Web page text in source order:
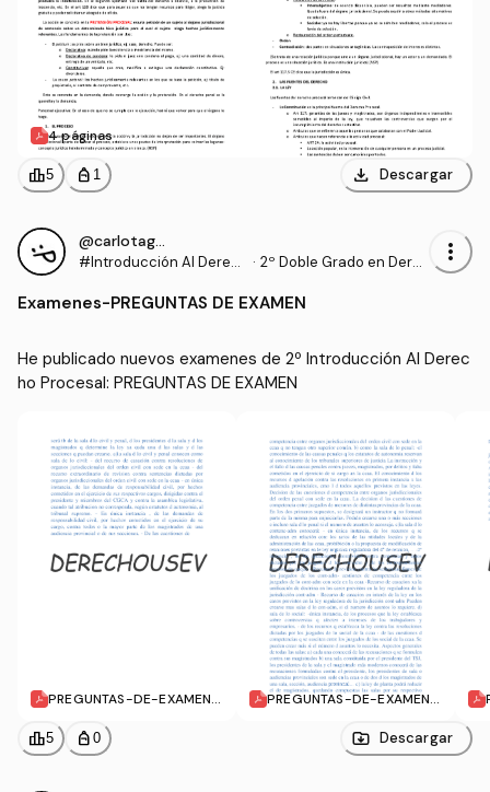
4 páginas
leaderboard5 personal_bag 1 download Descargar
@carlotagomez00
#Introducción Al Derec
· 2º Doble Grado en Dere
ración Pública (US)
more_vert
Examenes-PREGUNTAS DE EXAMEN
He publicado nuevos examenes de 2º Introducción Al Derec
ho Procesal: PREGUNTAS DE EXAMEN
PREGUNTAS-DE-EXAMEN-
PREGUNTAS-DE-EXAMEN-
leaderboard5 personal_bag 0 Descargar